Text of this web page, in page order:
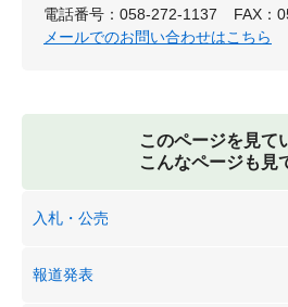
電話番号：058‐272‐1137
FAX：
メールでのお問い合わせはこちら
このページを見て
こんなページも見
入札・公売
報道発表